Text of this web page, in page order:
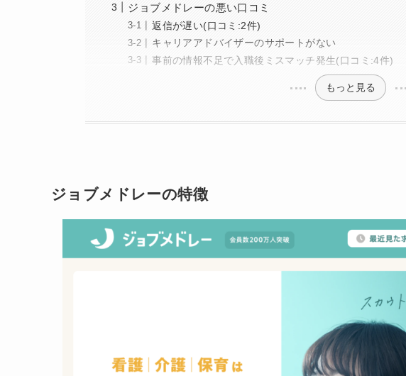
ジョブメドレーの悪い口コミ
返信が遅い(口コミ:2件)
キャリアアドバイザーのサポートがない
事前の情報不足で入職後ミスマッチ発生(口コミ:4件)
もっと見る
ジョブメドレーの特徴